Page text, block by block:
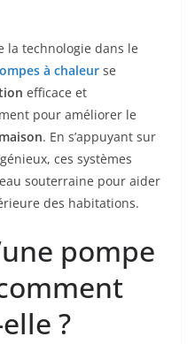
la technologie dans le
à chaleur se
efficace et
pour améliorer le
maison. En s’appuyant sur
ces systèmes
souterraine pour aider
des habitations.
pompe
?